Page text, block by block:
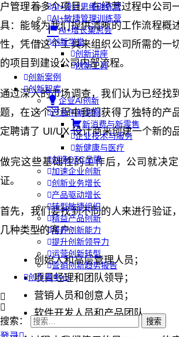
AI+设计思维训练营
AI+敏捷管理训练营
AI+增长集思会
创新学堂
创新讲座
创新工具
创新案例
创新智库
企业AI创新
产业创新洞察
新消费与新零售
企业技术与服务
新健康与医疗
创造DTC品牌
加速企业创新
创新业务增长
产品驱动增长
转型敏捷组织
精益产品创新
培养创新能力
提升创新领导力
运营创新转型
营销创新趋势报告
创作者中心
搜索：
户管理着多个项目。在经营过程中公司
具：能够为我们提供清晰的工作流程概
性，凭借这个工具来组织公司所需的一
的项目到建设公司内部流程。
通过深入的市场调查，我们认为已经找
题，在这个过程中我们获得了独特的产
定聘请了 UI/UX 设计商来创建一个新的
做完这些基础性的工作后，公司就决
证。
首先，我们要找到不同的人来进行验证
几种类型的客户：
创始人和高层管理人员；
项目经理和团队领导；
营销人员和创意人员；
软件开发人员和产品团队。